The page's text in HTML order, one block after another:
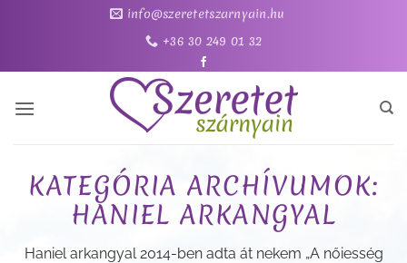
info@szeretetszarnyain.hu
+36 30 249 01 32
KATEGÓRIA ARCHÍVUMOK:
HANIEL ARKANGYAL
Haniel arkangyal 2014-ben adta át nekem „A nőiesség